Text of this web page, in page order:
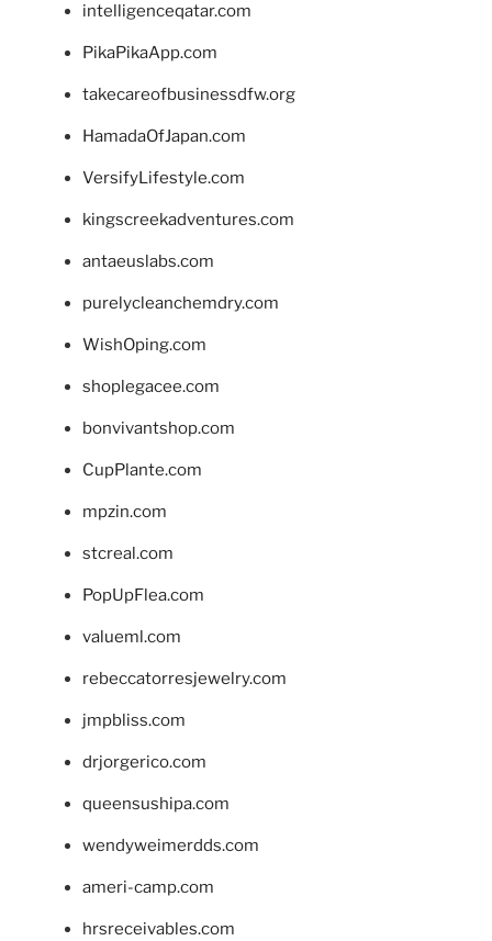
intelligenceqatar.com
PikaPikaApp.com
takecareofbusinessdfw.org
HamadaOfJapan.com
VersifyLifestyle.com
kingscreekadventures.com
antaeuslabs.com
purelycleanchemdry.com
WishOping.com
shoplegacee.com
bonvivantshop.com
CupPlante.com
mpzin.com
stcreal.com
PopUpFlea.com
valueml.com
rebeccatorresjewelry.com
jmpbliss.com
drjorgerico.com
queensushipa.com
wendyweimerdds.com
ameri-camp.com
hrsreceivables.com